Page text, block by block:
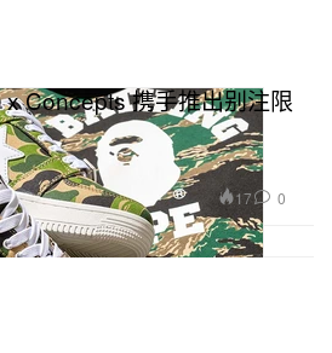
Concepts 携手推出别注限
17 0